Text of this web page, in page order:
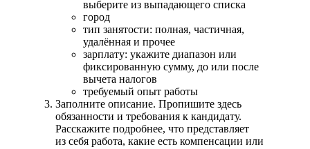
выберите из выпадающего списка
город
тип занятости: полная, частичная,
удалённая и прочее
зарплату: укажите диапазон или
фиксированную сумму, до или после
вычета налогов
требуемый опыт работы
Заполните описание. Пропишите здесь
обязанности и требования к кандидату.
Расскажите подробнее, что представляет
из себя работа, какие есть компенсации или